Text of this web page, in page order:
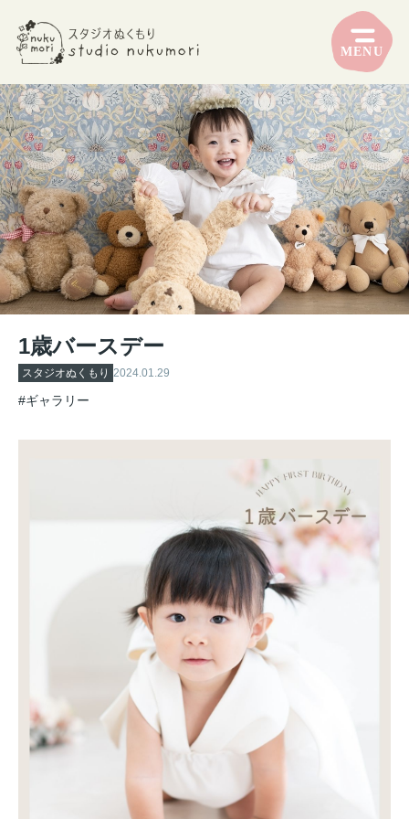
MENU
1歳バースデー
スタジオぬくもり 2024.01.29
#ギャラリー